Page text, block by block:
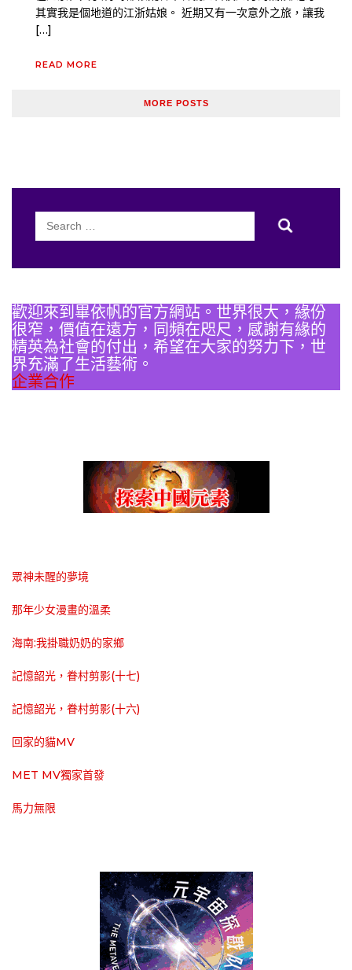
其實我是個地道的江浙姑娘。 近期又有一次意外之旅，讓我
[…]
READ MORE
MORE POSTS
Search
歡迎來到畢依帆的官方網站。世界很大，緣份
很窄，價值在遠方，同頻在咫尺，感謝有緣的
精英為社會的付出，希望在大家的努力下，世
界充滿了生活藝術。
企業合作
眾神未醒的夢境
那年少女漫畫的溫柔
海南:我掛職奶奶的家鄉
記憶韶光，眷村剪影(十七)
記憶韶光，眷村剪影(十六)
回家的貓MV
MET MV獨家首發
馬力無限